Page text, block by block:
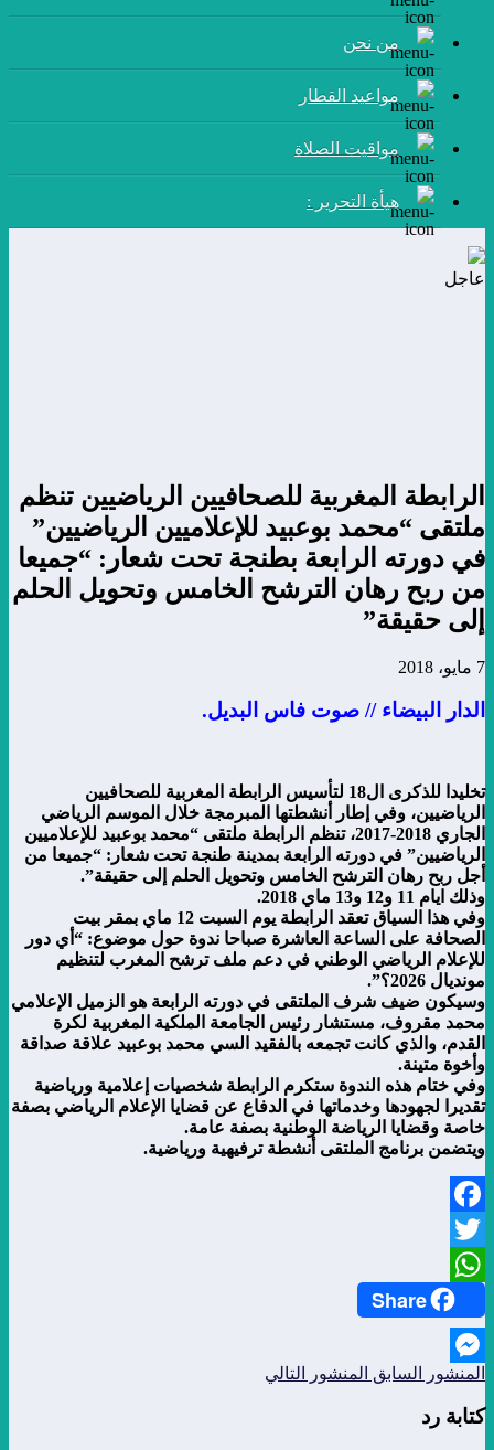
من نحن
مواعيد القطار
مواقيت الصلاة
هيأة التحرير :
عاجل
الرابطة المغربية للصحافيين الرياضيين تنظم
ملتقى “محمد بوعبيد للإعلاميين الرياضيين”
في دورته الرابعة بطنجة تحت شعار: “جميعا
من ربح رهان الترشح الخامس وتحويل الحلم
إلى حقيقة”
7 مايو، 2018
الدار البيضاء // صوت فاس البديل.
تخليدا للذكرى ال18 لتأسيس الرابطة المغربية للصحافيين
الرياضيين، وفي إطار أنشطتها المبرمجة خلال الموسم الرياضي
الجاري 2018-2017، تنظم الرابطة ملتقى “محمد بوعبيد للإعلاميين
الرياضيين” في دورته الرابعة بمدينة طنجة تحت شعار: “جميعا من
أجل ربح رهان الترشح الخامس وتحويل الحلم إلى حقيقة”.
وذلك ايام 11 و12 و13 ماي 2018.
وفي هذا السياق تعقد الرابطة يوم السبت 12 ماي بمقر بيت
الصحافة على الساعة العاشرة صباحا ندوة حول موضوع: “أي دور
للإعلام الرياضي الوطني في دعم ملف ترشح المغرب لتنظيم
مونديال 2026؟”.
وسيكون ضيف شرف الملتقى في دورته الرابعة هو الزميل الإعلامي
محمد مقروف، مستشار رئيس الجامعة الملكية المغربية لكرة
القدم، والذي كانت تجمعه بالفقيد السي محمد بوعبيد علاقة صداقة
وأخوة متينة.
وفي ختام هذه الندوة ستكرم الرابطة شخصيات إعلامية ورياضية
تقديرا لجهودها وخدماتها في الدفاع عن قضايا الإعلام الرياضي بصفة
خاصة وقضايا الرياضة الوطنية بصفة عامة.
ويتضمن برنامج الملتقى أنشطة ترفيهية ورياضية.
Facebook
Twitter
WhatsApp
Share
Messenger
المنشور السابق المنشور التالي
كتابة رد